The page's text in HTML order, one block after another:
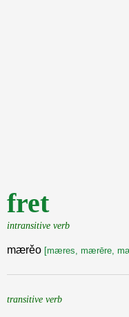
fret
intransitive verb
mærěo [mæres, mærēre,
transitive verb